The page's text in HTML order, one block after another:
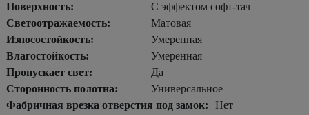
Поверхность:
С эффектом софт-тач
Светоотражаемость:
Матовая
Износостойкость:
Умеренная
Влагостойкость:
Умеренная
Пропускает свет:
Да
Сторонность полотна:
Универсальное
Фабричная врезка отверстия под замок:
Нет